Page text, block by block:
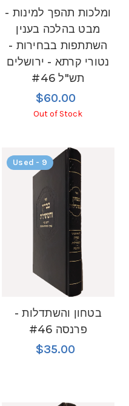
ומלכות תהפך למינות -
מבט בהלכה בענין
השתתפות בבחירות -
נטורי קרתא - ירושלים
תש"ל #46
$60.00
Out of Stock
Used - 9
בטחון והשתדלות -
פרנסה #46
$35.00